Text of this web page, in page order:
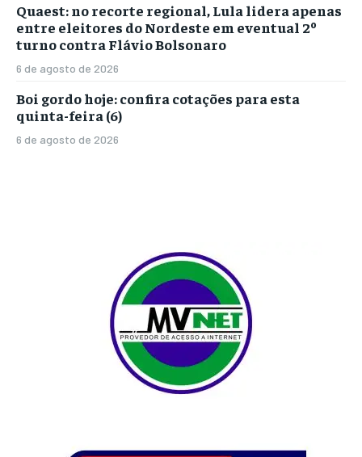
Quaest: no recorte regional, Lula lidera apenas
entre eleitores do Nordeste em eventual 2º
turno contra Flávio Bolsonaro
6 de agosto de 2026
Boi gordo hoje: confira cotações para esta
quinta-feira (6)
6 de agosto de 2026